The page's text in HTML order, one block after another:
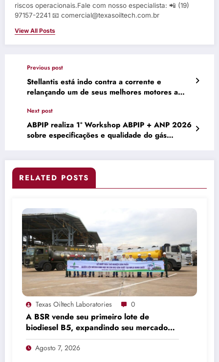
riscos operacionais.Fale com nosso especialista: 📲 (19)
97157-2241 📧 comercial@texasoiltech.com.br
View All Posts
Previous post
Stellantis está indo contra a corrente e
relançando um de seus melhores motores a
Next post
ABPIP realiza 1º Workshop ABPIP + ANP 2026
sobre especificações e qualidade do gás
RELATED POSTS
Texas Oiltech Laboratories 0
A BSR vende seu primeiro lote de
biodiesel B5, expandindo seu mercado
de combustíveis ecológicos.
Agosto 7, 2026